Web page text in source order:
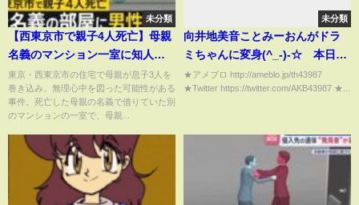
未分類
【西東京市で親子4人死亡】母親
名義のマンション一室に知人男
性の遺体 腹など十数か所に刺
し傷・切り傷 “無理心中”疑い
の事件との関連捜査【news23】
東京・西東京市の住宅で母親が息子3人を
巻き込み、無理心中を図った可能性がある
事件。死亡した母親の名義で借りていた別
のマンションの一室で、母親...
未分類
向井地美音ことみーおんがドラ
ミちゃんに変身(^_-)-☆ 本日は
ハロウィンで～LINE LIVE
★アメブロ http://ameblo.jp/th43987
★Twitter https://twitter.com/AKB43987 ★...